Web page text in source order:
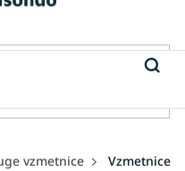
vzmetnice
Vzmetnice